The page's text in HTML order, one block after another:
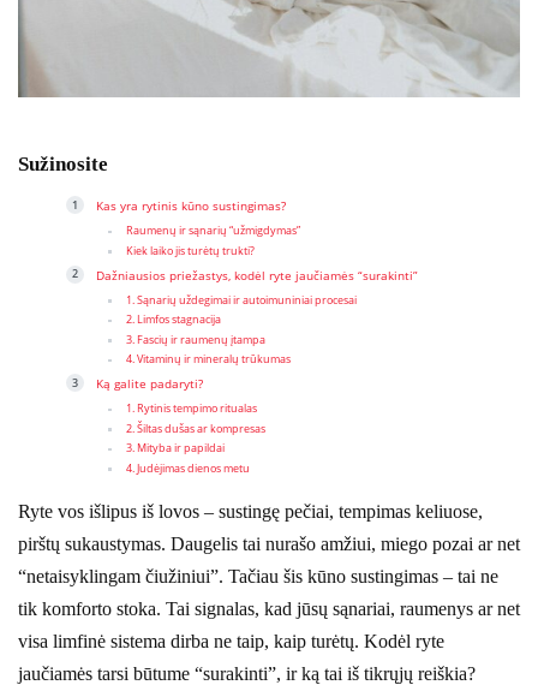
Sužinosite
Kas yra rytinis kūno sustingimas?
Raumenų ir sąnarių “užmigdymas”
Kiek laiko jis turėtų trukti?
Dažniausios priežastys, kodėl ryte jaučiamės “surakinti”
1. Sąnarių uždegimai ir autoimuniniai procesai
2. Limfos stagnacija
3. Fascių ir raumenų įtampa
4. Vitaminų ir mineralų trūkumas
Ką galite padaryti?
1. Rytinis tempimo ritualas
2. Šiltas dušas ar kompresas
3. Mityba ir papildai
4. Judėjimas dienos metu
Ryte vos išlipus iš lovos – sustingę pečiai, tempimas keliuose,
pirštų sukaustymas. Daugelis tai nurašo amžiui, miego pozai ar net
“netaisyklingam čiužiniui”. Tačiau šis kūno sustingimas – tai ne
tik komforto stoka. Tai signalas, kad jūsų sąnariai, raumenys ar net
visa limfinė sistema dirba ne taip, kaip turėtų. Kodėl ryte
jaučiamės tarsi būtume “surakinti”, ir ką tai iš tikrųjų reiškia?